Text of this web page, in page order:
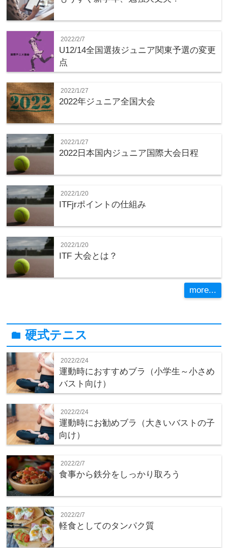
2022/2/7
U12/14全国選抜ジュニア関東予選の変更
点
2022/1/27
2022年ジュニア全国大会
2022/1/27
2022日本国内ジュニア国際大会日程
2022/1/20
ITFjrポイントの仕組み
2022/1/20
ITF 大会とは？
more...
folder硬式テニス
2022/2/24
運動時におすすめブラ（小学生～小さめ
バスト向け）
2022/2/24
運動時にお勧めブラ（大きいバストの子
向け）
2022/2/7
食事から鉄分をしっかり取ろう
2022/2/7
軽食としてのタンパク質